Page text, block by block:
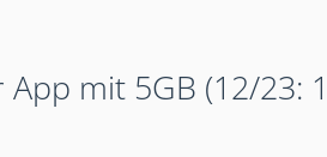
mit 5GB (12/